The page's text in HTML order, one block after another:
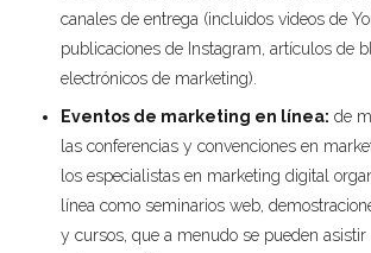
canales de entrega (incluidos videos de
publicaciones de Instagram, artículos de
electrónicos de marketing).
Eventos de marketing en línea: de
las conferencias y convenciones en
los especialistas en marketing digital
línea como seminarios web,
y cursos, que a menudo se pueden asistir